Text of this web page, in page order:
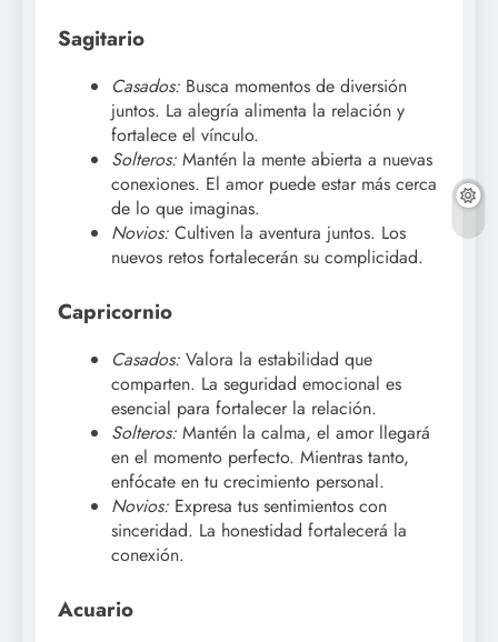
Sagitario
Casados: Busca momentos de diversión
juntos. La alegría alimenta la relación y
fortalece el vínculo.
Solteros: Mantén la mente abierta a nuevas
conexiones. El amor puede estar más cerca
de lo que imaginas.
Novios: Cultiven la aventura juntos. Los
nuevos retos fortalecerán su complicidad.
Capricornio
Casados: Valora la estabilidad que
comparten. La seguridad emocional es
esencial para fortalecer la relación.
Solteros: Mantén la calma, el amor llegará
en el momento perfecto. Mientras tanto,
enfócate en tu crecimiento personal.
Novios: Expresa tus sentimientos con
sinceridad. La honestidad fortalecerá la
conexión.
Acuario